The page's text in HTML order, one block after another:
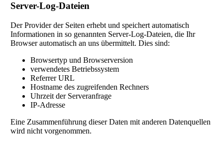
Server-Log-Dateien
Der Provider der Seiten erhebt und speichert automatisch
Informationen in so genannten Server-Log-Dateien, die Ihr
Browser automatisch an uns übermittelt. Dies sind:
Browsertyp und Browserversion
verwendetes Betriebssystem
Referrer URL
Hostname des zugreifenden Rechners
Uhrzeit der Serveranfrage
IP-Adresse
Eine Zusammenführung dieser Daten mit anderen Datenquellen
wird nicht vorgenommen.